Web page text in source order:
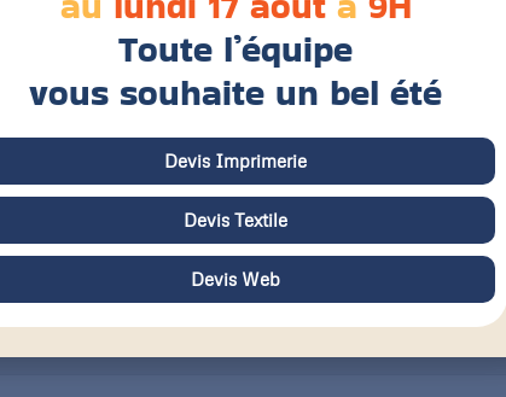
Aspect du papier
Mat Brillant Satiné
Toute l’équipe
vous souhaite un bel été
Devis Imprimerie
Devis Textile
Devis Web